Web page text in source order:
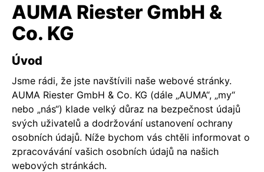
AUMA Riester GmbH &
Co. KG
Úvod
Jsme rádi, že jste navštívili naše webové stránky.
AUMA Riester GmbH & Co. KG (dále „AUMA“, „my“
nebo „nás“) klade velký důraz na bezpečnost údajů
svých uživatelů a dodržování ustanovení ochrany
osobních údajů. Níže bychom vás chtěli informovat o
zpracovávání vašich osobních údajů na našich
webových stránkách.